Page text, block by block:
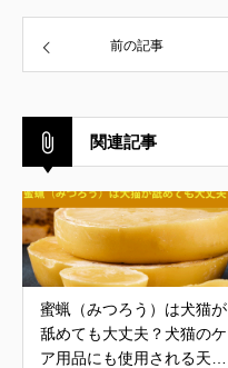
前の記事
関連記事
蜜蝋（みつろう）は犬猫が
舐めても大丈夫？犬猫のケ
ア用品にも使用される天然